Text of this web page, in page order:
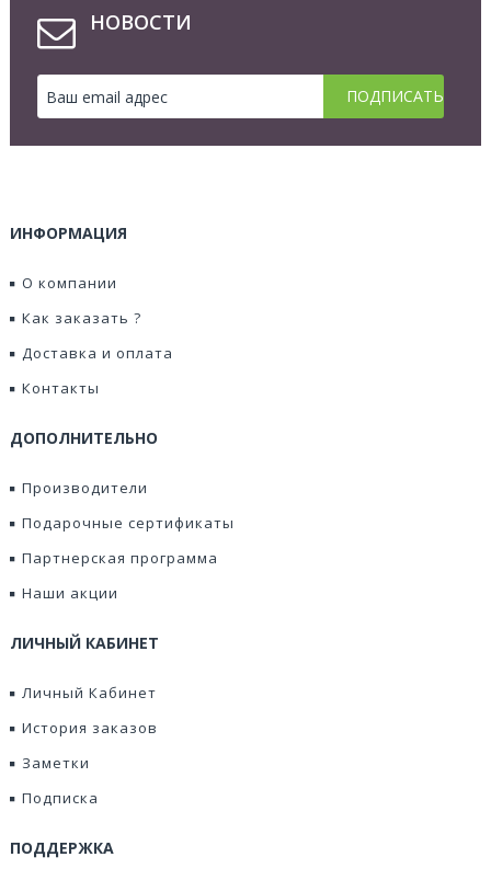
НОВОСТИ
ИНФОРМАЦИЯ
О компании
Как заказать ?
Доставка и оплата
Контакты
ДОПОЛНИТЕЛЬНО
Производители
Подарочные сертификаты
Партнерская программа
Наши акции
ЛИЧНЫЙ КАБИНЕТ
Личный Кабинет
История заказов
Заметки
Подписка
ПОДДЕРЖКА